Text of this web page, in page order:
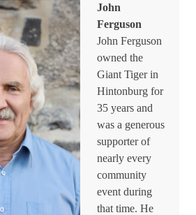
John
Ferguson
John Ferguson
owned the
Giant Tiger in
Hintonburg for
35 years and
was a generous
supporter of
nearly every
community
event during
that time. He